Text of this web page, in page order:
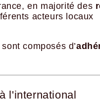
en majorité des
acteurs locaux
composés d’
l'international